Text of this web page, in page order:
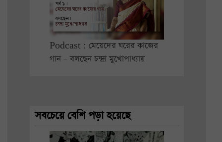
Podcast : মেয়েদের ঘরের কাজের
গান – বলছেন চন্দ্রা মুখোপাধ্যায়
সবচেয়ে বেশি পড়া হয়েছে